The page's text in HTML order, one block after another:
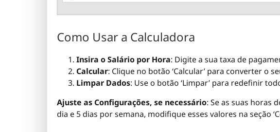
Como Usar a Calculadora
Insira o Salário por Hora: Digite a sua taxa de
Calcular: Clique no botão ‘Calcular’ para converter o
Limpar Dados: Use o botão ‘Limpar’ para redefinir
Ajuste as Configurações, se necessário: Se as suas horas
dia e 5 dias por semana, modifique esses valores na seção